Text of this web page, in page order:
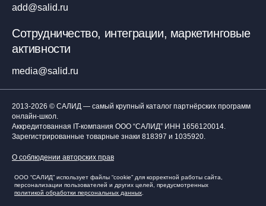
add@salid.ru
Сотрудничество, интеграции, маркетинговые
активности
media@salid.ru
2013-2026 © САЛИД — самый крупный каталог партнёрских программ
онлайн-школ.
Аккредитованная IT-компания ООО “САЛИД” ИНН 1656120014.
Зарегистрированные товарные знаки 818397 и 1035920.
О соблюдении авторских прав
ООО “САЛИД” использует файлы “cookie” для корректной работы сайта,
персонализации пользователей и других целей, предусмотренных
политикой обработки персональных данных